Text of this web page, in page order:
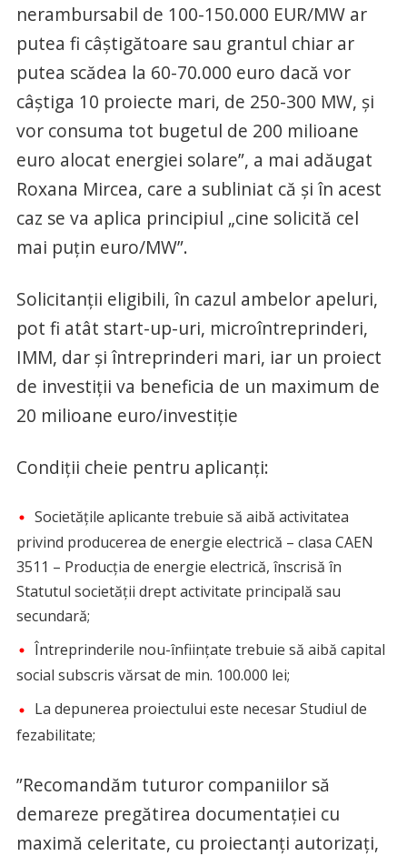
nerambursabil de 100-150.000 EUR/MW ar
putea fi câștigătoare sau grantul chiar ar
putea scădea la 60-70.000 euro dacă vor
câștiga 10 proiecte mari, de 250-300 MW, și
vor consuma tot bugetul de 200 milioane
euro alocat energiei solare”, a mai adăugat
Roxana Mircea, care a subliniat că și în acest
caz se va aplica principiul „cine solicită cel
mai puțin euro/MW”.
Solicitanții eligibili, în cazul ambelor apeluri,
pot fi atât start-up-uri, microîntreprinderi,
IMM, dar și întreprinderi mari, iar un proiect
de investiții va beneficia de un maximum de
20 milioane euro/investiție
Condiții cheie pentru aplicanți:
Societățile aplicante trebuie să aibă activitatea
privind producerea de energie electrică – clasa CAEN
3511 – Producția de energie electrică, înscrisă în
Statutul societății drept activitate principală sau
secundară;
Întreprinderile nou-înființate trebuie să aibă capital
social subscris vărsat de min. 100.000 lei;
La depunerea proiectului este necesar Studiul de
fezabilitate;
”Recomandăm tuturor companiilor să
demareze pregătirea documentației cu
maximă celeritate, cu proiectanți autorizați,